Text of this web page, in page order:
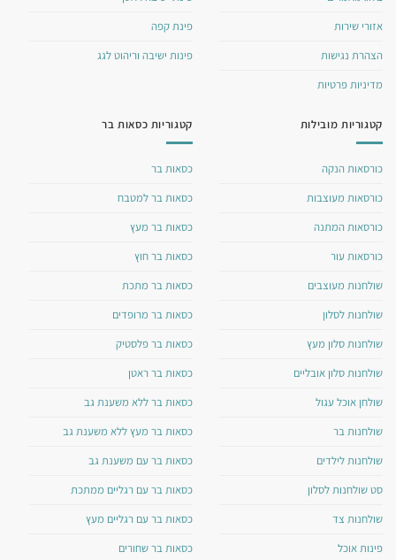
אזורי שירות
הצהרת נגישות
מדיניות פרטיות
פינת קפה
פינות ישיבה וריהוט לגג
קטגוריות מובילות
כורסאות הנקה
כורסאות מעוצבות
כורסאות המתנה
כורסאות עור
שולחנות מעוצבים
שולחנות לסלון
שולחנות סלון מעץ
שולחנות סלון אובליים
שולחן אוכל עגול
שולחנות בר
שולחנות לילדים
סט שולחנות לסלון
שולחנות צד
פינות אוכל
קטגוריות כסאות בר
כסאות בר
כסאות בר למטבח
כסאות בר מעץ
כסאות בר חוץ
כסאות בר מתכת
כסאות בר מרופדים
כסאות בר פלסטיק
כסאות בר ראטן
כסאות בר ללא משענת גב
כסאות בר מעץ ללא משענת גב
כסאות בר עם משענת גב
כסאות בר עם רגליים ממתכת
כסאות בר עם רגליים מעץ
כסאות בר שחורים